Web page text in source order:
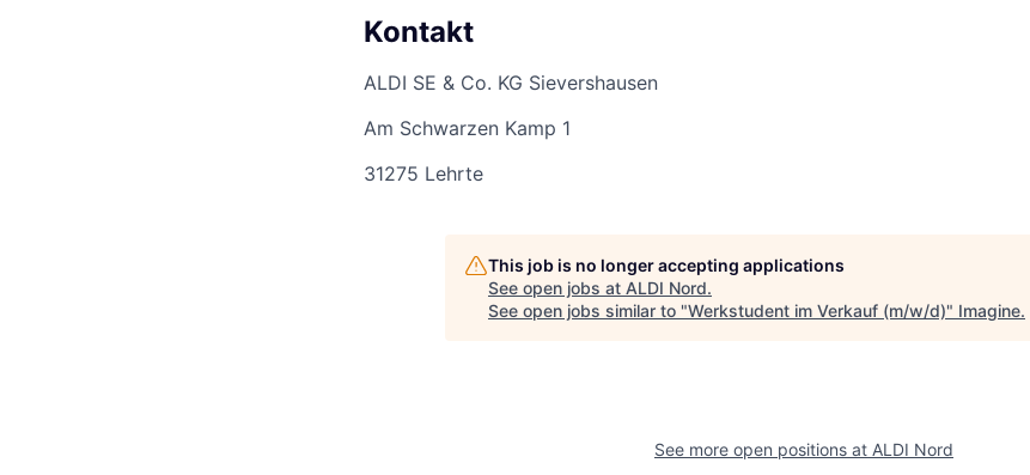
Kontakt
ALDI SE & Co. KG Sievershausen
Am Schwarzen Kamp 1
31275 Lehrte
This job is no longer accepting applications
See open jobs at ALDI Nord.
See open jobs similar to "Werkstudent im Verkauf (m/w/d)" Imagine.
See more open positions at ALDI Nord